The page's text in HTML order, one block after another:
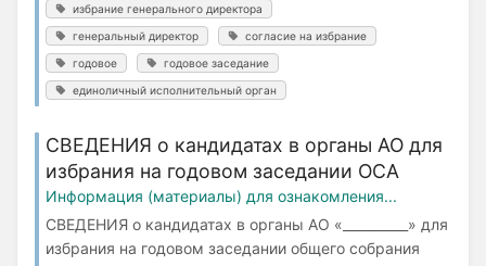
избрание генерального директора
генеральный директор согласие на избрание
годовое годовое заседание
единоличный исполнительный орган
СВЕДЕНИЯ о кандидатах в органы АО для
избрания на годовом заседании ОСА
Информация (материалы) для ознакомления...
СВЕДЕНИЯ о кандидатах в органы АО «__________» для
избрания на годовом заседании общего собрания